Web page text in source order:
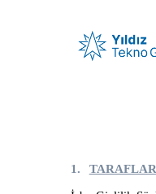
1. TARAFLAR